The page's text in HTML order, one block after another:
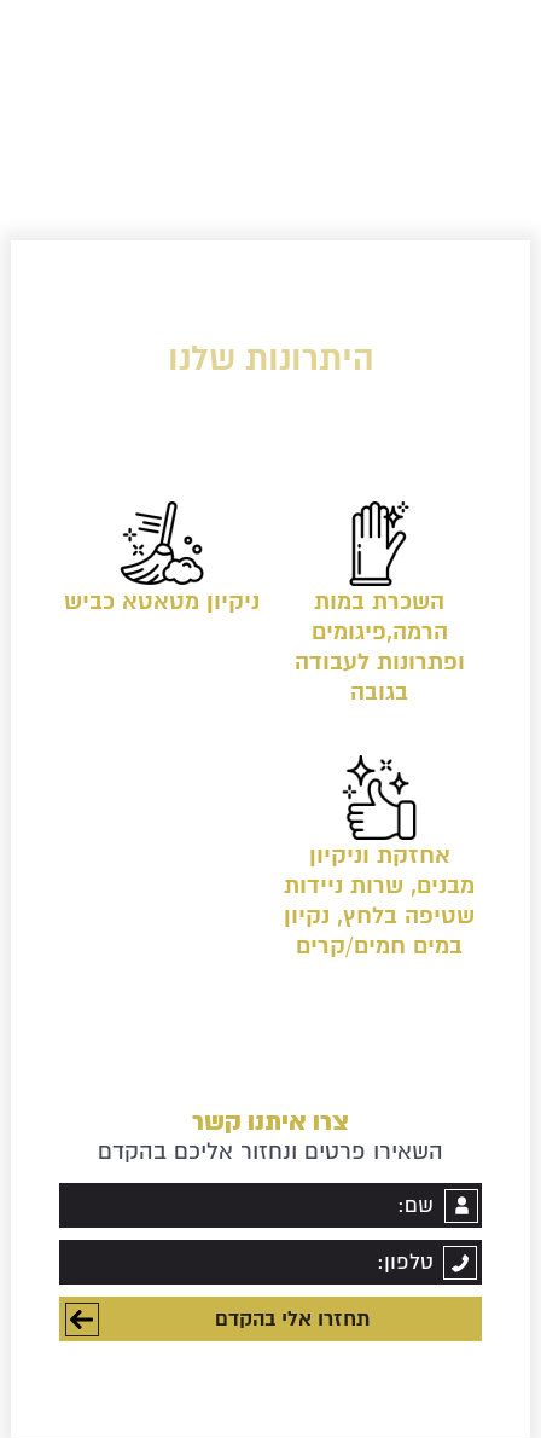
היתרונות שלנו
השכרת במות
הרמה,פיגומים
ופתרונות לעבודה
בגובה
ניקיון מטאטא כביש
אחזקת וניקיון
מבנים, שרות ניידות
שטיפה בלחץ, נקיון
במים חמים/קרים
צרו איתנו קשר
השאירו פרטים ונחזור אליכם בהקדם